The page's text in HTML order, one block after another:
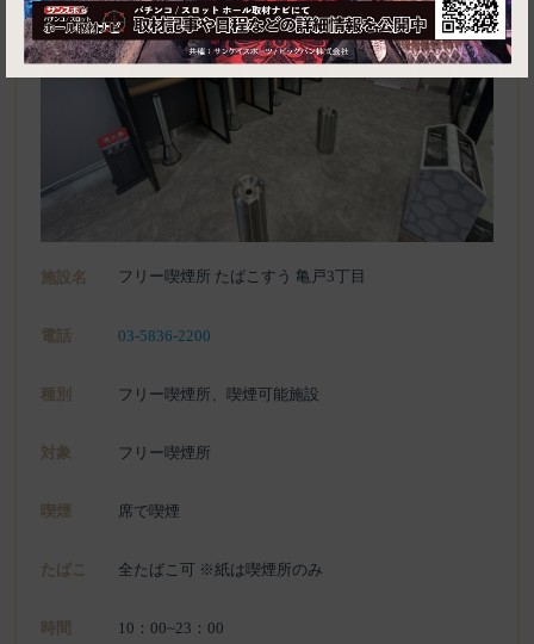
施設名 フリー喫煙所 たばこすう 亀戸3丁目
電話 03-5836-2200
種別 フリー喫煙所、喫煙可能施設
対象 フリー喫煙所
喫煙 席で喫煙
たばこ 全たばこ可 ※紙は喫煙所のみ
時間 10：00~23：00